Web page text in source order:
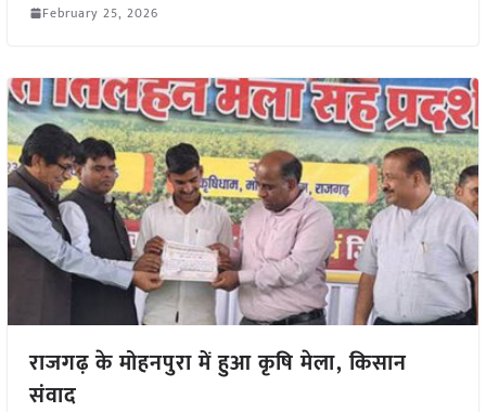
February 25, 2026
राजगढ़ के मोहनपुरा में हुआ कृषि मेला, किसान
संवाद